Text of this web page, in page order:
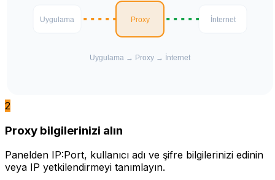
2
Proxy bilgilerinizi alın
Panelden IP:Port, kullanıcı adı ve şifre bilgilerinizi edinin
veya IP yetkilendirmeyi tanımlayın.